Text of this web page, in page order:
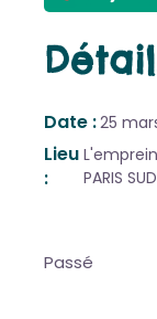
Date 25
Lieu
PARIS
Passé